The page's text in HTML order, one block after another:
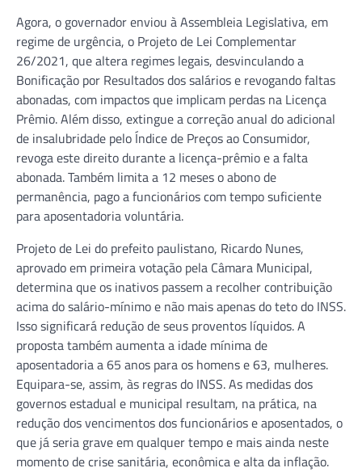
Agora, o governador enviou à Assembleia Legislativa, em
regime de urgência, o Projeto de Lei Complementar
26/2021, que altera regimes legais, desvinculando a
Bonificação por Resultados dos salários e revogando faltas
abonadas, com impactos que implicam perdas na Licença
Prêmio. Além disso, extingue a correção anual do adicional
de insalubridade pelo Índice de Preços ao Consumidor,
revoga este direito durante a licença-prêmio e a falta
abonada. Também limita a 12 meses o abono de
permanência, pago a funcionários com tempo suficiente
para aposentadoria voluntária.
Projeto de Lei do prefeito paulistano, Ricardo Nunes,
aprovado em primeira votação pela Câmara Municipal,
determina que os inativos passem a recolher contribuição
acima do salário-mínimo e não mais apenas do teto do INSS.
Isso significará redução de seus proventos líquidos. A
proposta também aumenta a idade mínima de
aposentadoria a 65 anos para os homens e 63, mulheres.
Equipara-se, assim, às regras do INSS. As medidas dos
governos estadual e municipal resultam, na prática, na
redução dos vencimentos dos funcionários e aposentados, o
que já seria grave em qualquer tempo e mais ainda neste
momento de crise sanitária, econômica e alta da inflação.